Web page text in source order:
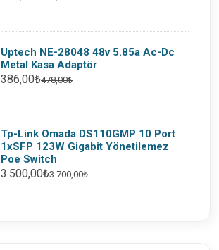
Uptech NE-28048 48v 5.85a Ac-Dc
Metal Kasa Adaptör
386,00₺478,00₺
Tp-Link Omada DS110GMP 10 Port
1xSFP 123W Gigabit Yönetilemez
Poe Switch
3.500,00₺3.700,00₺